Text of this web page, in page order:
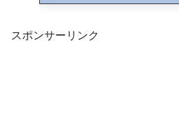
スポンサーリンク